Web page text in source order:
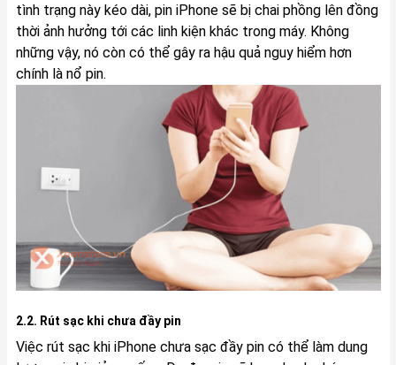
tình trạng này kéo dài, pin iPhone sẽ bị chai phồng lên đồng
thời ảnh hưởng tới các linh kiện khác trong máy. Không
những vậy, nó còn có thể gây ra hậu quả nguy hiểm hơn
chính là nổ pin.
2.2. Rút sạc khi chưa đầy pin
Việc rút sạc khi iPhone chưa sạc đầy pin có thể làm dung